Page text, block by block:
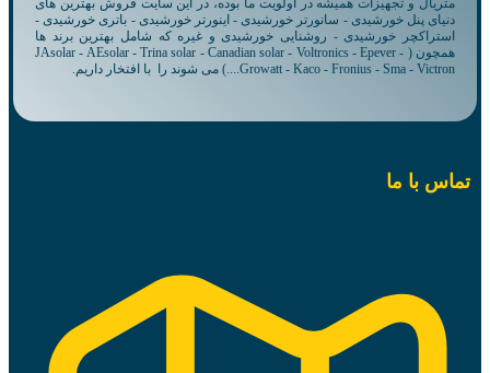
متریال و تجهیزات همیشه در اولویت ما بوده، در این سایت فروش بهترین های
دنیای پنل خورشیدی - سانورتر خورشیدی - اینورتر خورشیدی - باتری خورشیدی -
استراکچر خورشیدی - روشنایی خورشیدی و غیره که شامل بهترین برند ها
همچون ( JAsolar - AEsolar - Trina solar - Canadian solar - Voltronics - Epever -
Growatt - Kaco - Fronius - Sma - Victron....) می شوند را با افتخار داریم.
تماس با ما